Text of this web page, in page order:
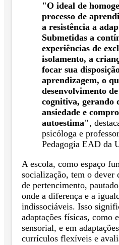
"O ideal de
processo de
a resistência a
Submetidas a
experiências de
isolamento, a
focar sua
aprendizagem, o
desenvolvimento
cognitiva, gerando
ansiedade e
autoestima",
psicóloga e
Pedagogia EAD da
A escola, como espaço
socialização, tem o dever
de pertencimento,
onde a diferença e a
indissociáveis. Isso
adaptações físicas, como
sensorial, e em
currículos flexíveis e